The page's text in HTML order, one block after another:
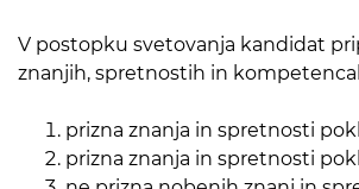
V postopku svetovanja kandidat
znanjih, spretnostih in
prizna znanja in spretnosti
prizna znanja in spretnosti